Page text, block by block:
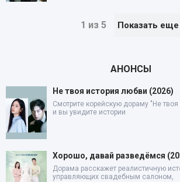
1 из 5 Показать еще
АНОНСЫ
Не твоя история любви (2026)
Смотрите корейскую дораму "Не
и вы увидите истории
Хорошо, давай разведёмся
Дорама расскажет реалистичную
управляющих свадебным салоном,